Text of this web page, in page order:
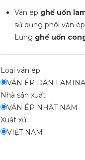
Ván ép ghế uốn
sử dụng phôi ván
Lưng ghế uốn
Loại ván ép
VÁN ÉP DÁN
Nhà sản xuất
VÁN ÉP NHẬT NAM
Xuất xứ
VIỆT NAM